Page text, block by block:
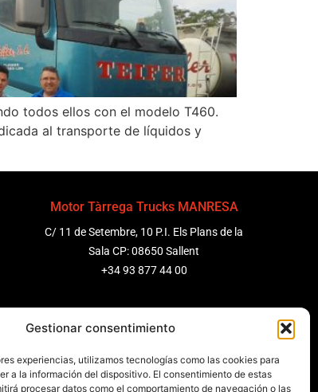
Gestionar consentimiento
experiencias, utilizamos tecnologías como las cookies para
a la información del dispositivo. El consentimiento de estas
procesar datos como el comportamiento de navegación o las
todos ellos con el modelo T460.
al transporte de líquidos y
Motor Tàrrega Trucks MANRESA
C/ 11 de Setembre, 10 P.I. Els Plans de la
Sala CP: 08650 Sallent
+34 93 877 44 00
Motor Tàrrega Trucks BARCELONA
Barcelona, España
+34 932 63 43 51